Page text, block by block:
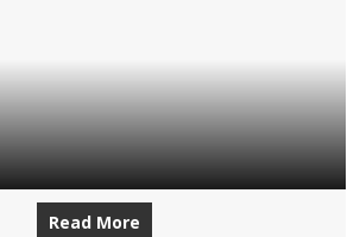
Read More